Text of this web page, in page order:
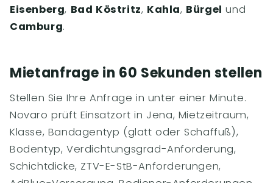
Eisenberg, Bad Köstritz, Kahla, Bürgel und
Camburg.
Mietanfrage in 60 Sekunden stellen
Stellen Sie Ihre Anfrage in unter einer Minute.
Novaro prüft Einsatzort in Jena, Mietzeitraum,
Klasse, Bandagentyp (glatt oder Schaffuß),
Bodentyp, Verdichtungsgrad-Anforderung,
Schichtdicke, ZTV-E-StB-Anforderungen,